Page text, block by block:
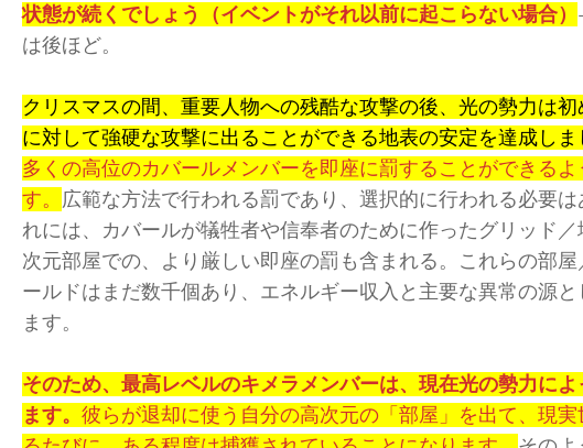
状態が続くでしょう（イベントがそれ以前に起こらない場合）
は後ほど。
クリスマスの間、重要人物への残酷な攻撃の後、光の勢力は
に対して強硬な攻撃に出ることができる地表の安定を達成しま
多くの高位のカバールメンバーを即座に罰することができる
す。 広範な方法で行われる罰であり、選択的に行われる必要は
れには、カバールが犠牲者や信奉者のために作ったグリッド／
次元部屋での、より厳しい即座の罰も含まれる。これらの部
ールドはまだ数千個あり、エネルギー収入と主要な異常の源
ます。
そのため、最高レベルのキメラメンバーは、現在光の勢力に
ます。 彼らが退却に使う自分の高次元の「部屋」を出て、現